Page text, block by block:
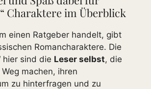
Charaktere im Überblick
einen Ratgeber handelt, gibt
Romancharaktere. Die
hier sind die Leser selbst, die
machen, ihren
zu hinterfragen und zu